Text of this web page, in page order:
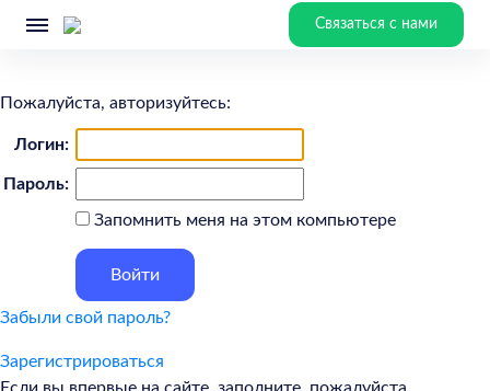
Связаться с нами
Пожалуйста, авторизуйтесь:
Логин:
Пароль:
Запомнить меня на этом компьютере
Забыли свой пароль?
Зарегистрироваться